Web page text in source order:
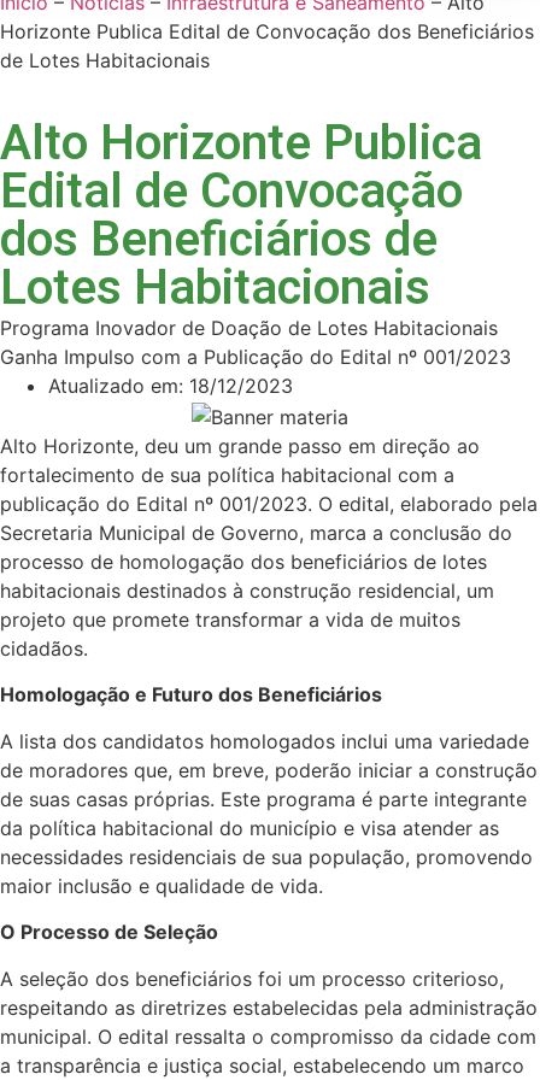
Horizonte Publica Edital de Convocação dos Beneficiários
de Lotes Habitacionais
Alto Horizonte Publica
Edital de Convocação
dos Beneficiários de
Lotes Habitacionais
Programa Inovador de Doação de Lotes Habitacionais
Ganha Impulso com a Publicação do Edital nº 001/2023
Atualizado em: 18/12/2023
Alto Horizonte, deu um grande passo em direção ao
fortalecimento de sua política habitacional com a
publicação do Edital nº 001/2023. O edital, elaborado pela
Secretaria Municipal de Governo, marca a conclusão do
processo de homologação dos beneficiários de lotes
habitacionais destinados à construção residencial, um
projeto que promete transformar a vida de muitos
cidadãos.
Homologação e Futuro dos Beneficiários
A lista dos candidatos homologados inclui uma variedade
de moradores que, em breve, poderão iniciar a construção
de suas casas próprias. Este programa é parte integrante
da política habitacional do município e visa atender as
necessidades residenciais de sua população, promovendo
maior inclusão e qualidade de vida.
O Processo de Seleção
A seleção dos beneficiários foi um processo criterioso,
respeitando as diretrizes estabelecidas pela administração
municipal. O edital ressalta o compromisso da cidade com
a transparência e justiça social, estabelecendo um marco